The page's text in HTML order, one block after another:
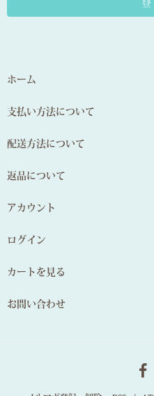
ホーム
支払い方法について
配送方法について
返品について
アカウント
ログイン
カートを見る
お問い合わせ